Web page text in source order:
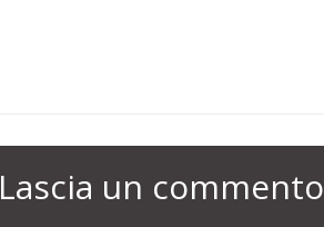
Lascia un commento